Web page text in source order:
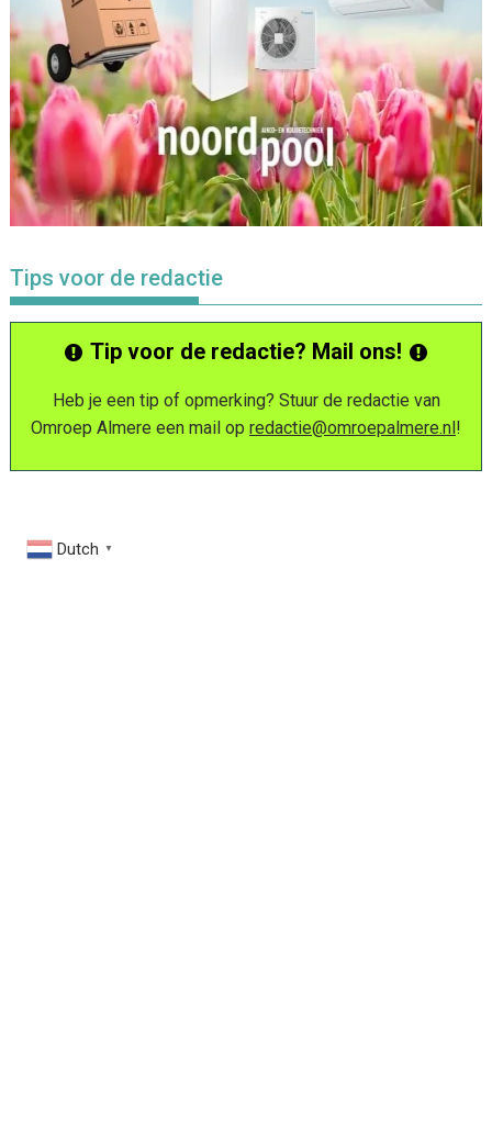
Tips voor de redactie
Tip voor de redactie? Mail ons!
Heb je een tip of opmerking? Stuur de redactie van
Omroep Almere een mail op redactie@omroepalmere.nl!
Dutch ▼